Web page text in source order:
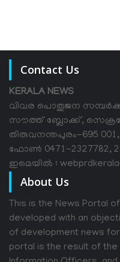
Contact Us
KERALA NEWS
വിവര പൊതുജന
സൗത്ത് ബ്ലോക്ക്,
തിരുവനന്തപുരം-695 001,
ഫോൺ 0471-2327782,
ഇമെയിൽ :
About Us
This is the News Portal
developed with an
of development news
portal is the result of